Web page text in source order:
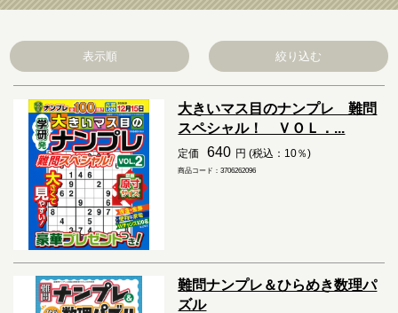
表示順 絞り込む
大きいマス目のナンプレ 難問
スペシャル！ ＶＯＬ．...
定価 640 円 (税込：10％)
商品コード：3706262096
難問ナンプレ＆ひらめき数理パ
ズル